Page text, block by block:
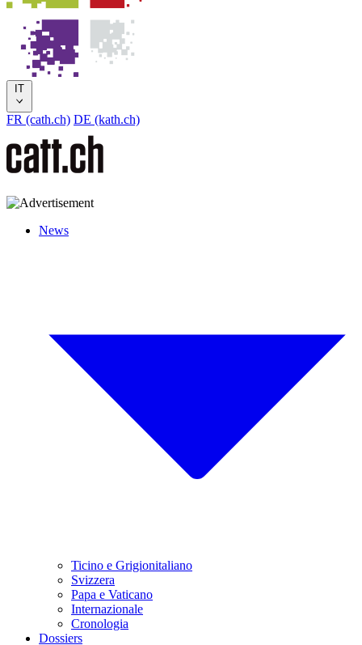
IT
FR (cath.ch) DE (kath.ch)
News
Ticino e Grigionitaliano
Svizzera
Papa e Vaticano
Internazionale
Cronologia
Dossiers